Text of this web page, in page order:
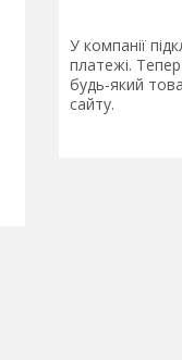
У компанії
платежі.
будь-який
сайту.